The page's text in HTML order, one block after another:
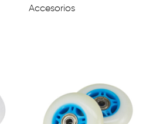
Accesorios